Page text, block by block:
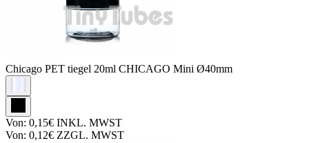
Chicago PET tiegel 20ml CHICAGO Mini Ø40mm
Von: 0,15€ INKL. MWST
Von: 0,12€ ZZGL. MWST